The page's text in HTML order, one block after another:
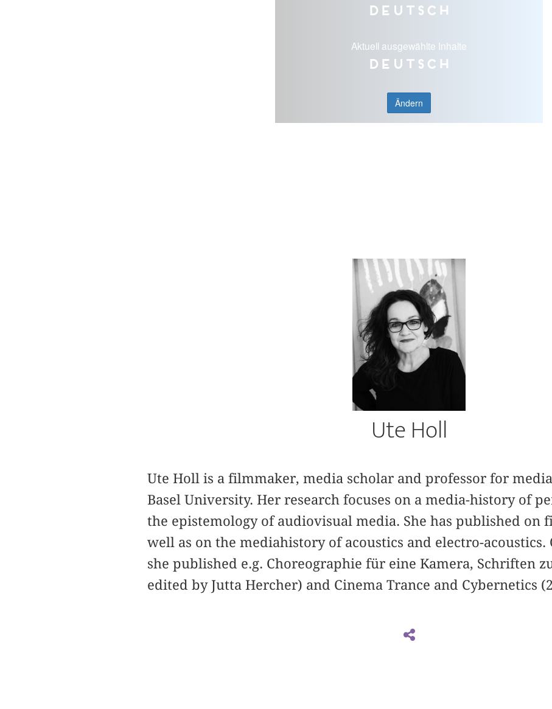
Deutsch
Aktuell ausgewählte Inhalte
Deutsch
Ändern
Ute Holl
Ute Holl is a filmmaker, media scholar and professor for
Basel University. Her research focuses on a media-history of
the epistemology of audiovisual media. She has published on
well as on the mediahistory of acoustics and electro-acoustics.
she published e.g. Choreographie für eine Kamera, Schriften
edited by Jutta Hercher) and Cinema Trance and Cybernetics